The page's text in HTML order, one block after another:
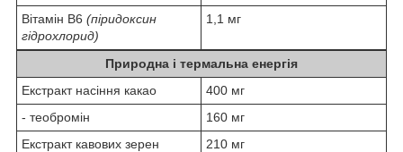
Вітамін В6 (піридоксин
гідрохлорид)
1,1 мг
Природна і термальна енергія
Екстракт насіння какао
400 мг
- теобромін
160 мг
Екстракт кавових зерен
210 мг